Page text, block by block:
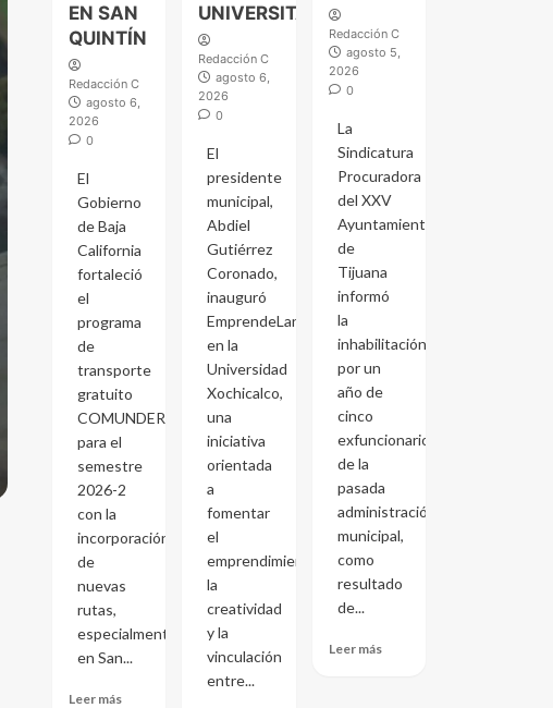
EN SAN
QUINTÍN
Redacción C
agosto 6,
2026
0
El
Gobierno
de Baja
California
fortaleció
el
programa
de
transporte
gratuito
COMUNDER
para el
semestre
2026-2
con la
incorporación
de
nuevas
rutas,
especialmente
en San...
Leer más
UNIVERSITARIO
Redacción C
agosto 6,
2026
0
El
presidente
municipal,
Abdiel
Gutiérrez
Coronado,
inauguró
EmprendeLand
en la
Universidad
Xochicalco,
una
iniciativa
orientada
a
fomentar
el
emprendimiento,
la
creatividad
y la
vinculación
entre...
Redacción C
agosto 5,
2026
0
La
Sindicatura
Procuradora
del XXV
Ayuntamiento
de
Tijuana
informó
la
inhabilitación
por un
año de
cinco
exfuncionarios
de la
pasada
administración
municipal,
como
resultado
de...
Leer más